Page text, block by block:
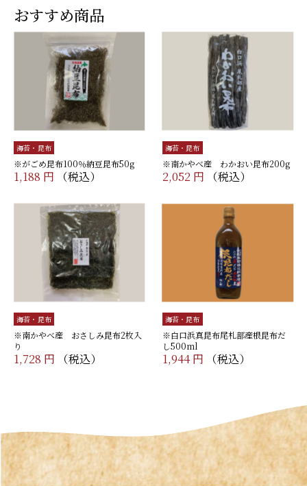
おすすめ商品
海苔・昆布
※がごめ昆布100％納豆昆布50g
1,188 円 （税込）
海苔・昆布
※南かやべ産 わかおい昆布200g
2,052 円 （税込）
海苔・昆布
※南かやべ産 おさしみ昆布2枚入
り
1,728 円 （税込）
海苔・昆布
※白口浜真昆布尾札部産根昆布だ
し500ml
1,944 円 （税込）